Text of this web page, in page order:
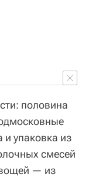
половина
упаковка из
смесей
— из